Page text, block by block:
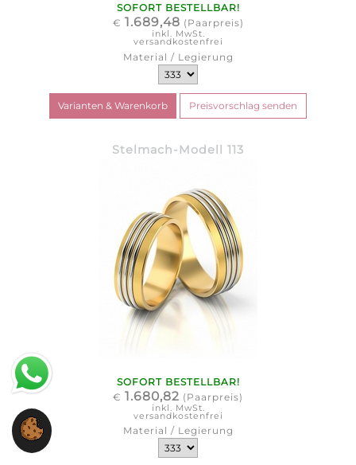
SOFORT BESTELLBAR!
€ 1.689,48 (Paarpreis)
inkl. MwSt.
versandkostenfrei
Material / Legierung
Stelmach-Modell 113
SOFORT BESTELLBAR!
€ 1.680,82 (Paarpreis)
inkl. MwSt.
versandkostenfrei
Material / Legierung